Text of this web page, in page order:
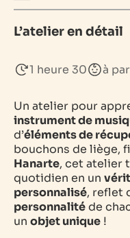
L’atelier en détail
1 heure 30 à
Un atelier pour
instrument de
d’éléments de
bouchons de liège,
Hanarte, cet atelier
quotidien en un
personnalisé, reflet
personnalitéde
un objet unique !